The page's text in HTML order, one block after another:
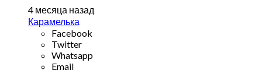
4 месяца назад
Карамелька
Facebook
Twitter
Whatsapp
Email